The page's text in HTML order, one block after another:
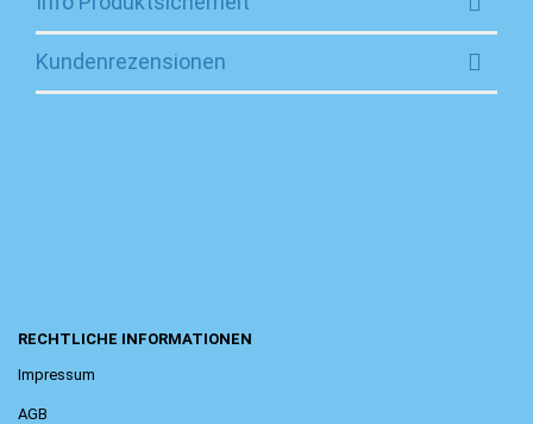
Kundenrezensionen
RECHTLICHE INFORMATIONEN
Impressum
AGB